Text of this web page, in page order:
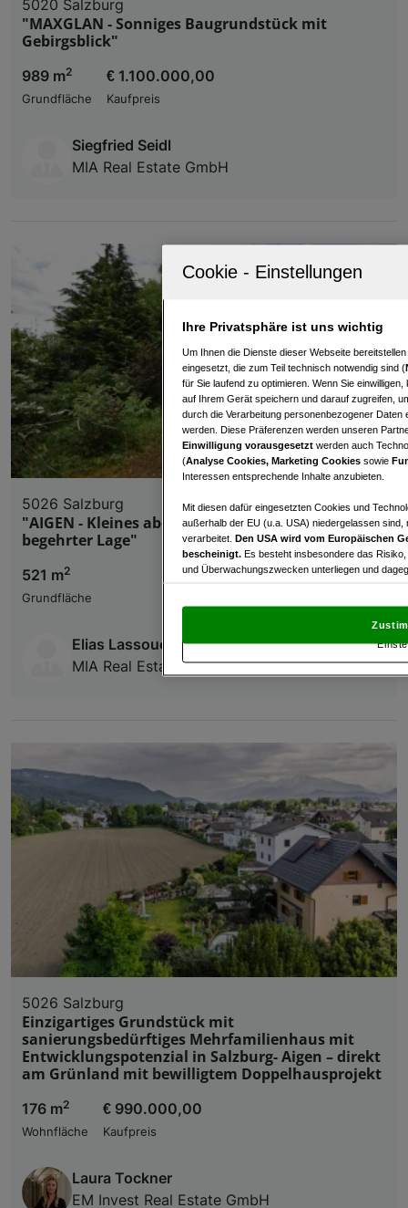
5020 Salzburg
"MAXGLAN - Sonniges Baugrundstück mit
Gebirgsblick"
989 m2
Grundfläche
€ 1.100.000,00
Kaufpreis
Siegfried Seidl
MIA Real Estate GmbH
5026 Salzburg
"AIGEN - Kleines aber Feines Grundstück in
begehrter Lage"
521 m2
Grundfläche
Elias Lassoued
MIA Real Estate GmbH
5026 Salzburg
Einzigartiges Grundstück mit
sanierungsbedürftiges Mehrfamilienhaus mit
Entwicklungspotenzial in Salzburg- Aigen – direkt
am Grünland mit bewilligtem Doppelhausprojekt
176 m2
Wohnfläche
€ 990.000,00
Kaufpreis
Laura Tockner
EM Invest Real Estate GmbH
Ihre Privatsphäre ist uns wichtig
Um Ihnen die Dienste dieser Webseite
eingesetzt, die zum Teil technisch notwendig sind (
für Sie laufend zu optimieren. Wenn Sie
auf Ihrem Gerät speichern und darauf zugreifen,
durch die Verarbeitung personenbezogener
werden. Diese Präferenzen werden unseren
Einwilligung vorausgesetzt werden auch
(Analyse Cookies, Marketing Cookies sowie
Interessen entsprechende Inhalte anzubieten.
Mit diesen dafür eingesetzten Cookies und
außerhalb der EU (u.a. USA) niedergelassen
verarbeitet. Den USA wird vom Europäischen
bescheinigt. Es besteht insbesondere das
und Überwachungszwecken unterliegen und
und Widerspruch gegen die Verarbeitung auf der
„Cookie Einstellungen“, die sich auf jeder Seite
Zugriff auf Informationen auf einem Endgerät.
Liste der Partner (Lieferanten)